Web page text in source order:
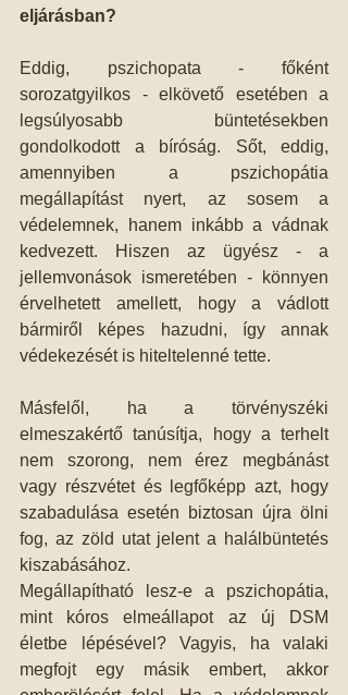
eljárásban?
Eddig, pszichopata - főként
sorozatgyilkos - elkövető esetében a
legsúlyosabb büntetésekben
gondolkodott a bíróság. Sőt, eddig,
amennyiben a pszichopátia
megállapítást nyert, az sosem a
védelemnek, hanem inkább a vádnak
kedvezett. Hiszen az ügyész - a
jellemvonások ismeretében - könnyen
érvelhetett amellett, hogy a vádlott
bármiről képes hazudni, így annak
védekezését is hiteltelenné tette.
Másfelől, ha a törvényszéki
elmeszakértő tanúsítja, hogy a terhelt
nem szorong, nem érez megbánást
vagy részvétet és legfőképp azt, hogy
szabadulása esetén biztosan újra ölni
fog, az zöld utat jelent a halálbüntetés
kiszabásához.
Megállapítható lesz-e a pszichopátia,
mint kóros elmeállapot az új DSM
életbe lépésével? Vagyis, ha valaki
megfojt egy másik embert, akkor